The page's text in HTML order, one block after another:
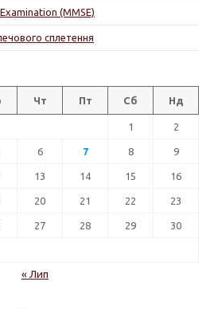
(MMSE)
сплетення
Чт Пт Сб Нд
1 2
6 7 8 9
13 14 15 16
20 21 22 23
27 28 29 30
« Лип